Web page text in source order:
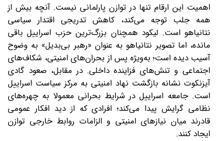
اهمیت این ارقام تنها در توازن پارلمانی نیست. آنچه بیش از
همه جلب ‌توجه می‌کند، کاهش تدریجی اقتدار سیاسی
نتانیاهو است. لیکود همچنان بزرگ‌ترین حزب اسراییل باقی
مانده، اما تصویر نتانیاهو به عنوان «رهبر بی‌بدیل» به‌ وضوح
آسیب دیده است؛ به‌ویژه پس از بحران‌های امنیتی، شکاف‌های
اجتماعی و تنش‌های فزاینده داخلی. در مقابل، صعود گادی
آیزنکوت نشانه بازگشت نهاد امنیتی به مرکز سیاست اسراییل
است. جامعه اسراییل در شرایط بحرانی معمولا به چهره‌های
نظامی گرایش پیدا می‌کند؛ افرادی که از دید افکار عمومی
قادرند میان نیازهای امنیتی و الزامات روابط خارجی توازن
ایجاد کنند.